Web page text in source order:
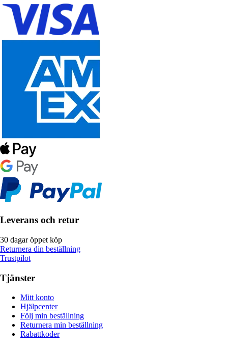
Leverans och retur
30 dagar öppet köp
Returnera din beställning
Trustpilot
Tjänster
Mitt konto
Hjälpcenter
Följ min beställning
Returnera min beställning
Rabattkoder